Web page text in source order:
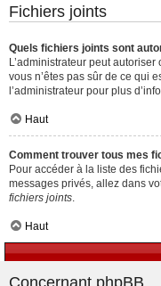
Fichiers joints
Quels fichiers joints sont
L’administrateur peut
vous n’êtes pas sûr de ce qui
l’administrateur pour plus
Haut
Comment trouver tous mes
Pour accéder à la liste des
messages privés, allez dans
fichiers joints
Haut
Concernant phpBB